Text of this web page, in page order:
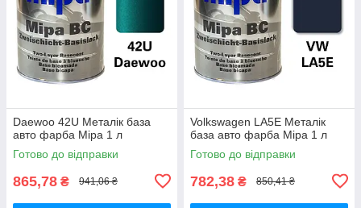
Daewoo 42U Металік база
авто фарба Mipa 1 л
Готово до відправки
865,78 ₴ 941,06 ₴
Volkswagen LA5E Металік
база авто фарба Mipa 1 л
Готово до відправки
782,38 ₴ 850,41 ₴